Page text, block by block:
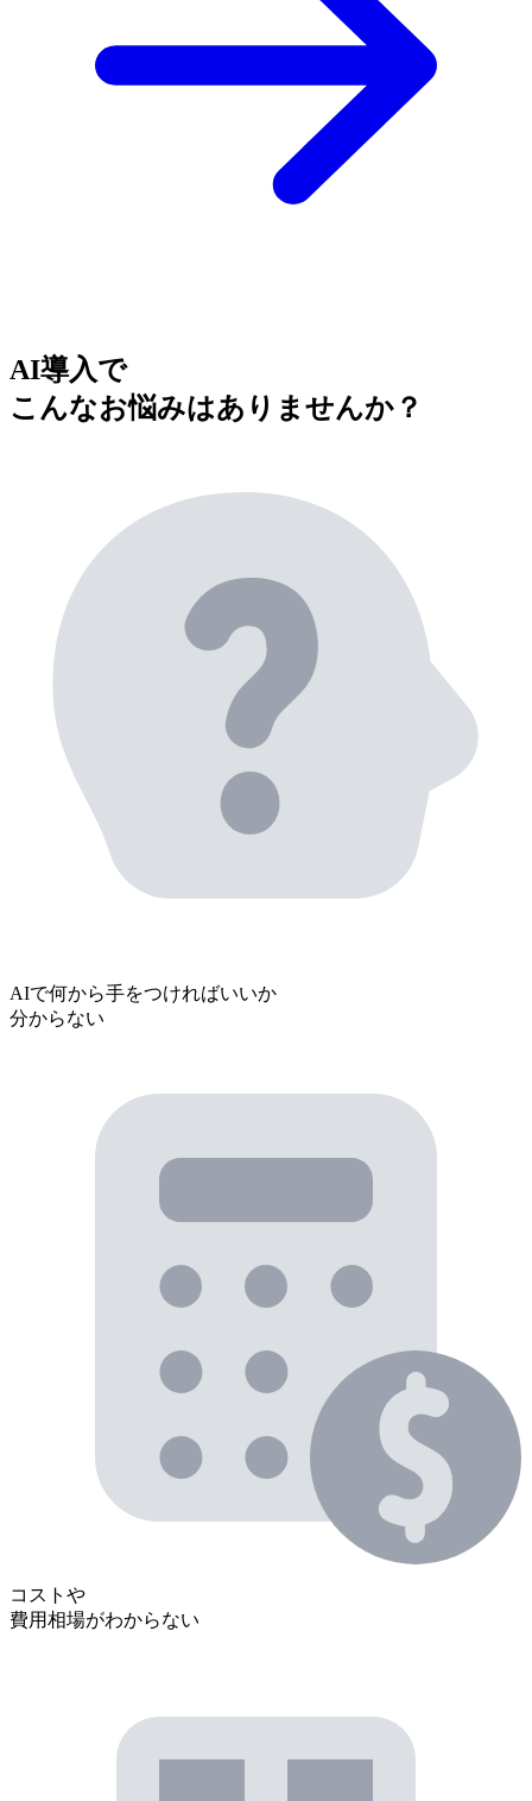
AI導入で
こんなお悩みはありませんか？
AIで何から手をつければいいか
分からない
コストや
費用相場がわからない